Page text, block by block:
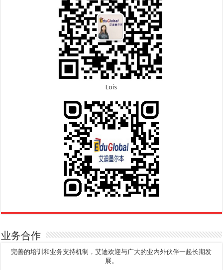
Lois
业务合作
完善的培训和业务支持机制，艾迪欢迎与广大的业内外伙伴一起长期发
展。